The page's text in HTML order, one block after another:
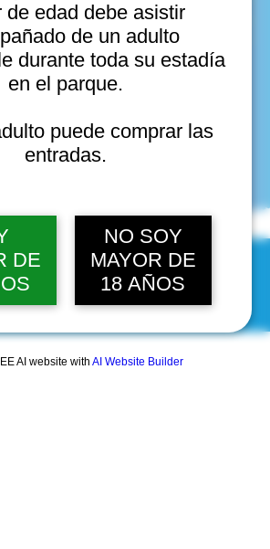
de edad debe asistir
de un adulto
durante toda su estadía
en el parque.
puede comprar las
entradas.
DE
NO SOY
MAYOR DE
18 AÑOS
AI website with AI Website Builder
jue, 13 ago, 11:00 a. m.
jue, 13 ago, 12:00 p. m.
10